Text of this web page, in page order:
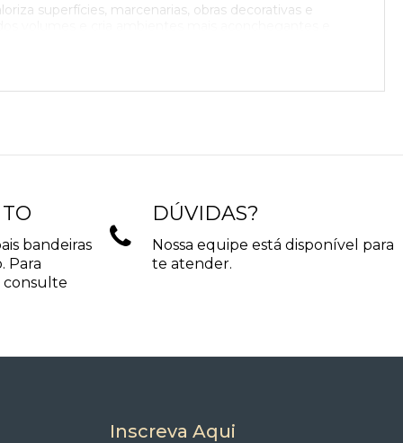
superfícies, marcenarias, obras decorativas e
estilos de projeto. O modelo está disponível nas
e comerciais, inclusive em áreas com umidade.
direcionada e acabamento refinado em uma
valoriza materiais, móveis e detalhes
bandeiras
Para
consulte
DÚVIDAS?
Nossa equipe está disponível para
te atender.
Inscreva Aqui